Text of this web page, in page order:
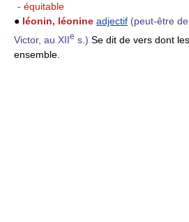
- équitable
● léonin, léonine adjectif (peut-être
Victor, au XIIe s.) Se dit de vers dont
ensemble.